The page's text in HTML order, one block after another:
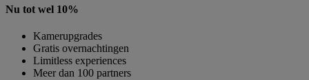
Nu tot wel 10%
Kamerupgrades
Gratis overnachtingen
Limitless experiences
Meer dan 100 partners